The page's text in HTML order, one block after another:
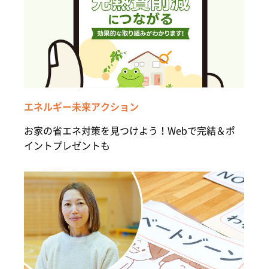
エネルギー未来アクション
お家の省エネ対策を見つけよう！Webで完結＆ポ
イントプレゼントも